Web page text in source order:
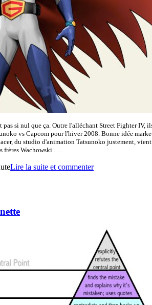
pas si nul que ça. Outre l'alléchant Street Fighter IV,
vs Capcom pour l'hiver 2008. Bonne idée
du studio d'animation Tatsunoko justement, vient
Wachowski... ...
Lire la suite et commenter